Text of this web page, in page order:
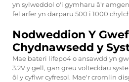
yn sylweddol o'i gymharu â'r
fel arfer yn darparu 500 i 1000
Nodweddion Y
Chydnawsedd y
Mae bateri lifepo4 o ansawdd yn
3.2V y gell, gan greu volteddau
ôl y cyflwr cyfresol. Mae'r cromlin